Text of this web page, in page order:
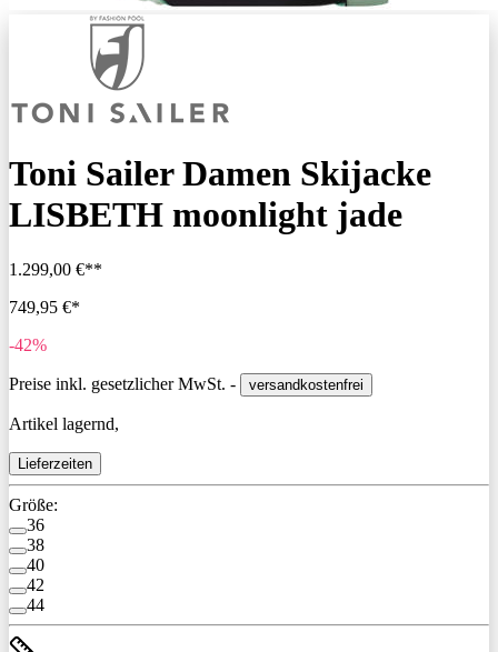
Toni Sailer Damen Skijacke
LISBETH moonlight jade
1.299,00 €**
749,95 €*
-42%
Preise inkl. gesetzlicher MwSt. - versandkostenfrei
Artikel lagernd,
Lieferzeiten
Größe:
36
38
40
42
44